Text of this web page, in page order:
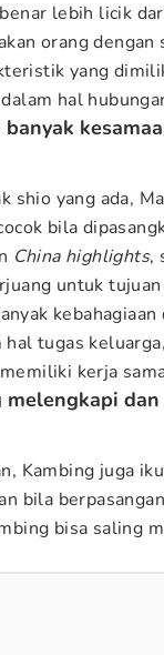
lebih licik
orang
yang
hal
shio yang ada,
bila
China highlights,
untuk
tugas
kerja
dan
Kambing juga
bila
bisa saling